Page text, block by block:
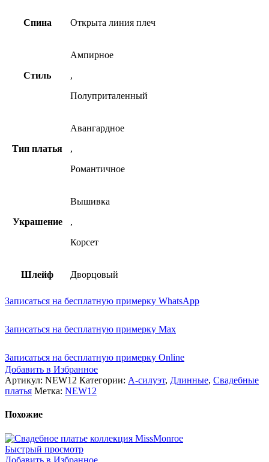
Спина Открыта линия плеч
Стиль
Ампирное
,
Полуприталенный
Тип платья
Авангардное
,
Романтичное
Украшение
Вышивка
,
Корсет
Шлейф Дворцовый
Записаться на бесплатную примерку WhatsApp
Записаться на бесплатную примерку Max
Записаться на бесплатную примерку Online
Добавить в Избранное
Артикул: NEW12 Категории: А-силуэт, Длинные, Свадебные
платья Метка: NEW12
Похожие
Быстрый просмотр
Добавить в Избранное